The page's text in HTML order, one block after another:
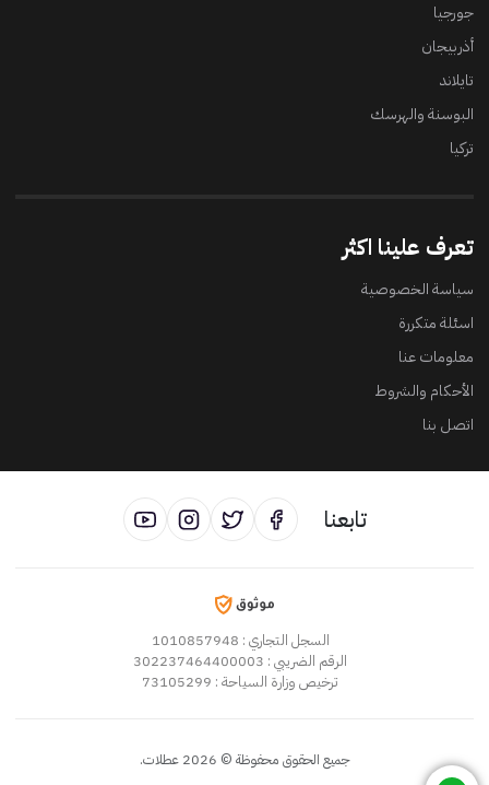
جورجيا
أذربيجان
تايلاند
البوسنة والهرسك
تركيا
تعرف علينا اكثر
سياسة الخصوصية
اسئلة متكررة
معلومات عنا
الأحكام والشروط
اتصل بنا
تابعنا
السجل التجاري : 1010857948
الرقم الضريبي : 302237464400003
ترخيص وزارة السياحة : 73105299
جميع الحقوق محفوظة ©
2026 عطلات.